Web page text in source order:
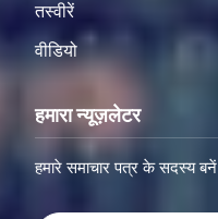
तस्वीरें
वीडियो
हमारा न्यूज़लेटर
हमारे समाचार पत्र के सदस्य बनें